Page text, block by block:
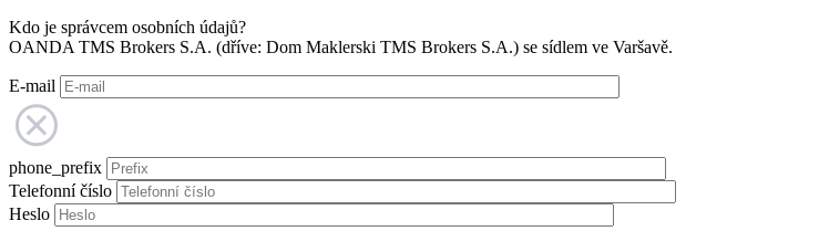
Kdo je správcem osobních údajů?
OANDA TMS Brokers S.A. (dříve: Dom Maklerski TMS Brokers S.A.) se sídlem ve Varšavě.
E-mail
phone_prefix
Telefonní číslo
Heslo